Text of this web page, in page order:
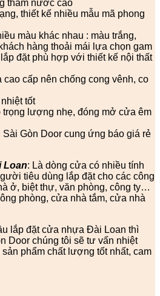
thấm nước cao
thiết kế nhiều mẫu mã phong
màu khác nhau : màu trắng,
hàng thoải mái lựa chọn gam
đặt phù hợp với thiết kế nội thất
cấp nên chống cong vênh, co
tốt
lượng nhẹ, đóng mở cửa êm
Gòn Door cung ứng báo giá rẻ
Loan: Là dòng cửa có nhiều tính
tiêu dùng lắp đặt cho các công
ở, biệt thự, văn phòng, công ty…
phòng, cửa nhà tắm, cửa nhà
lắp đặt cửa nhựa Đài Loan thì
Door chúng tôi sẽ tư vấn nhiệt
phẩm chất lượng tốt nhất, cam